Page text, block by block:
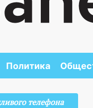
Политика
телефона